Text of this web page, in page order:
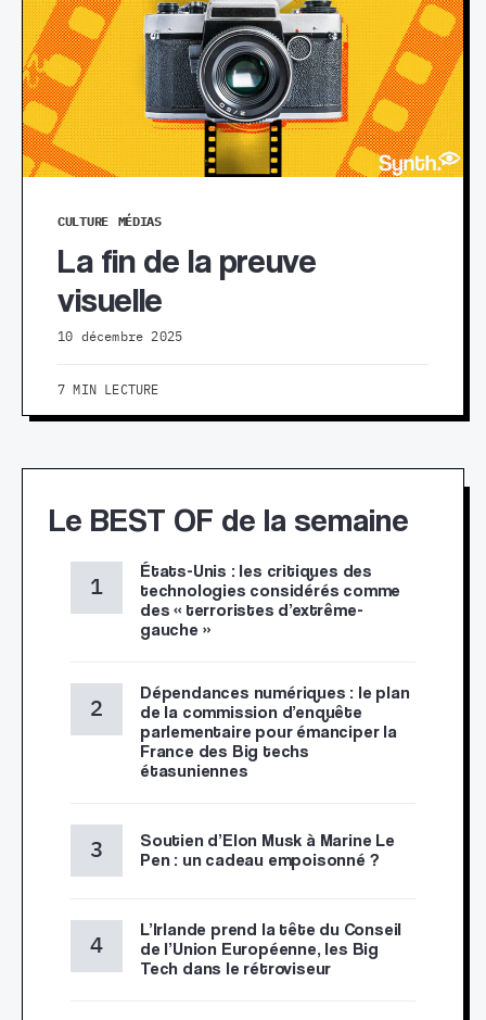
CULTURE MÉDIAS
La fin de la preuve
visuelle
10 décembre 2025
7 MIN LECTURE
Le BEST OF de la semaine
États-Unis : les critiques des
technologies considérés comme
des « terroristes d’extrême-
gauche »
Dépendances numériques : le plan
de la commission d’enquête
parlementaire pour émanciper la
France des Big techs
étasuniennes
Soutien d’Elon Musk à Marine Le
Pen : un cadeau empoisonné ?
L’Irlande prend la tête du Conseil
de l’Union Européenne, les Big
Tech dans le rétroviseur